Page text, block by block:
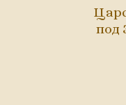
под